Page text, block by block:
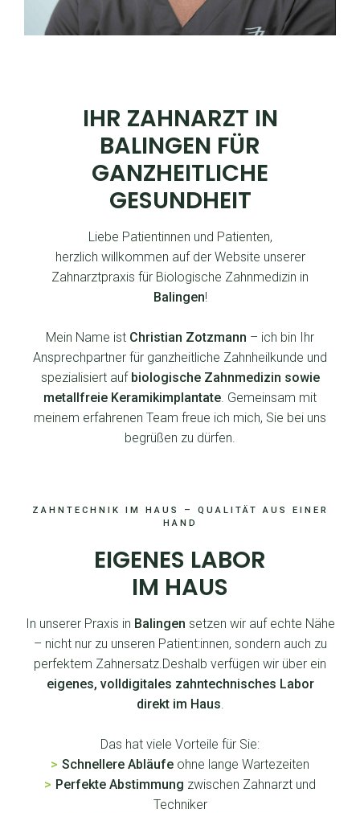
IHR ZAHNARZT IN
BALINGEN FÜR
GANZHEITLICHE
GESUNDHEIT
Liebe Patientinnen und Patienten,
herzlich willkommen auf der Website unserer
Zahnarztpraxis für Biologische Zahnmedizin in
Balingen!
Mein Name ist Christian Zotzmann – ich bin Ihr
Ansprechpartner für ganzheitliche Zahnheilkunde und
spezialisiert auf biologische Zahnmedizin sowie
metallfreie Keramikimplantate . Gemeinsam mit
meinem erfahrenen Team freue ich mich, Sie bei uns
begrüßen zu dürfen.
ZAHNTECHNIK IM HAUS – QUALITÄT AUS EINER
HAND
EIGENES LABOR
IM HAUS
In unserer Praxis in Balingen setzen wir auf echte Nähe
– nicht nur zu unseren Patient:innen, sondern auch zu
perfektem Zahnersatz.Deshalb verfügen wir über ein
eigenes, volldigitales zahntechnisches Labor
direkt im Haus
Das hat viele Vorteile für Sie:
> Schnellere Abläufe ohne lange Wartezeiten
> Perfekte Abstimmung zwischen Zahnarzt und
Techniker